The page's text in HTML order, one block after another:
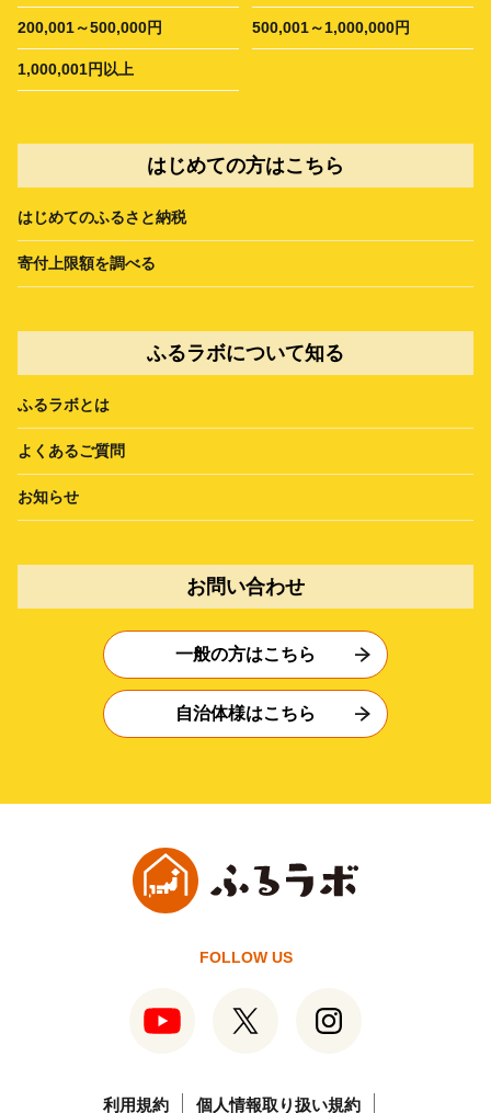
200,001～500,000円 500,001～1,000,000円
1,000,001円以上
はじめての方はこちら
はじめてのふるさと納税
寄付上限額を調べる
ふるラボについて知る
ふるラボとは
よくあるご質問
お知らせ
お問い合わせ
一般の方はこちら
自治体様はこちら
FOLLOW US
利用規約 個人情報取り扱い規約